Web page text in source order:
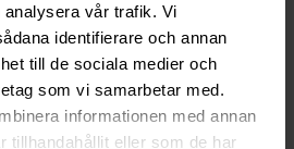
vår trafik. Vi
identifierare och annan
till de sociala medier och
som vi samarbetar med.
informationen med annan
tillhandahållit eller som de har
KÖP